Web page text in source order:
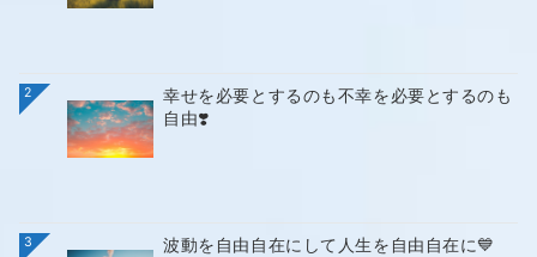
2
幸せを必要とするのも不幸を必要とするのも
自由❣️
3 波動を自由自在にして人生を自由自在に💙